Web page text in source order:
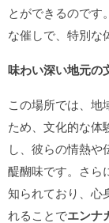
とができるのです
な催しで、特別な
味わい深い地元の
この場所では、地
ため、文化的な体
し、彼らの情熱
醍醐味です。さら
知られており、心
れることでエンナ